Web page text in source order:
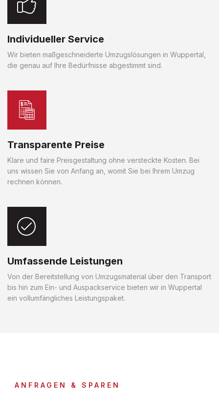
Individueller Service
Wir bieten maßgeschneiderte Umzugslösungen in Wuppertal,
die genau auf Ihre Bedürfnisse abgestimmt sind.
Transparente Preise
Klare und faire Preisgestaltung ohne versteckte Kosten. Bei
uns wissen Sie von Anfang an, womit Sie bei Ihrem Umzug
rechnen können.
Umfassende Leistungen
Von der Bereitstellung von Umzugsmaterial über den Transport
bis hin zum Ein- und Auspackservice bieten wir in Wuppertal
ein vollumfängliches Leistungspaket.
ANFRAGEN & SPAREN